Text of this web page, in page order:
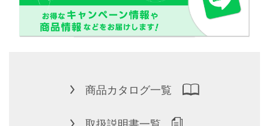
商品カタログ一覧